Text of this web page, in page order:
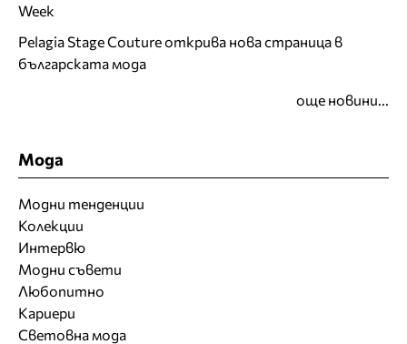
Week
Pelagia Stage Couture открива нова страница в
българската мода
още новини...
Мода
Модни тенденции
Колекции
Интервю
Модни съвети
Любопитно
Кариери
Световна мода